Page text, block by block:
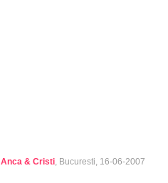
Anca & Cristi, Bucuresti, 16-06-2007